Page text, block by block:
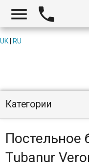
 
UK RU
Категории
Постельное
Tubanur